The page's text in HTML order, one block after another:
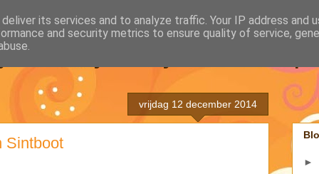
Kaatje en juf Véronique
vrijdag 12 december 2014
Sintboot
►
its services and to analyze traffic. Your IP address and
and security metrics to ensure quality of service,